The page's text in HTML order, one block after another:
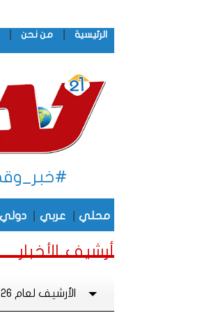
الرئيسية من نحن
محلي عربي دولي
أرشيف الأخبار
الأرشيف لعام 2026م